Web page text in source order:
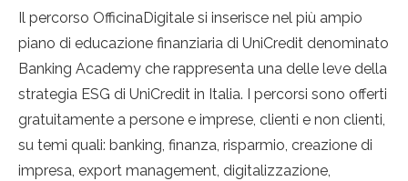
Il percorso OfficinaDigitale si inserisce nel più ampio
piano di educazione finanziaria di UniCredit denominato
Banking Academy che rappresenta una delle leve della
strategia ESG di UniCredit in Italia. I percorsi sono offerti
gratuitamente a persone e imprese, clienti e non clienti,
su temi quali: banking, finanza, risparmio, creazione di
impresa, export management, digitalizzazione,